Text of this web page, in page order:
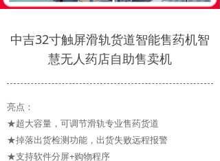
中吉32寸触屏滑轨货道智能售药机智
慧无人药店自助售卖机
亮点：
★超大容量，可调节滑轨专业售药货道
★掉落出货检测功能，出货失败远程报警
★支持软件分屏+购物程序